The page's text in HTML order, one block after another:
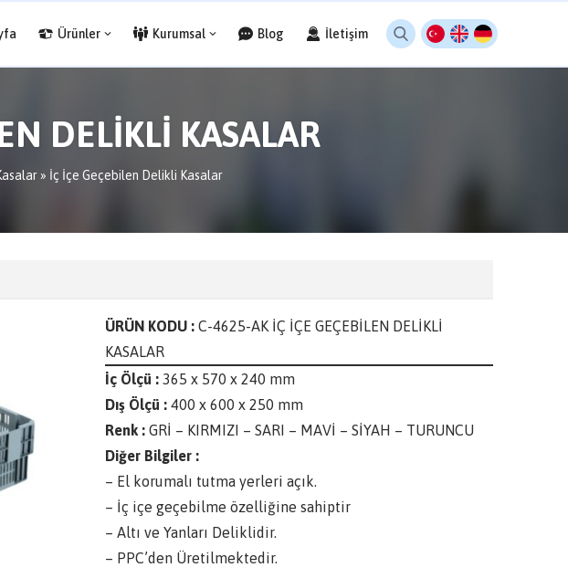
Ürünler Kurumsal Blog İletişim
DELİKLİ KASALAR
» İç İçe Geçebilen Delikli Kasalar
ÜRÜN KODU : C-4625-AK İÇ İÇE GEÇEBİLEN DELİKLİ
KASALAR
İç Ölçü : 365 x 570 x 240 mm
Dış Ölçü : 400 x 600 x 250 mm
Renk : GRİ – KIRMIZI – SARI – MAVİ – SİYAH – TURUNCU
Diğer Bilgiler :
– El korumalı tutma yerleri açık.
– İç içe geçebilme özelliğine sahiptir
– Altı ve Yanları Deliklidir.
– PPC’den Üretilmektedir.